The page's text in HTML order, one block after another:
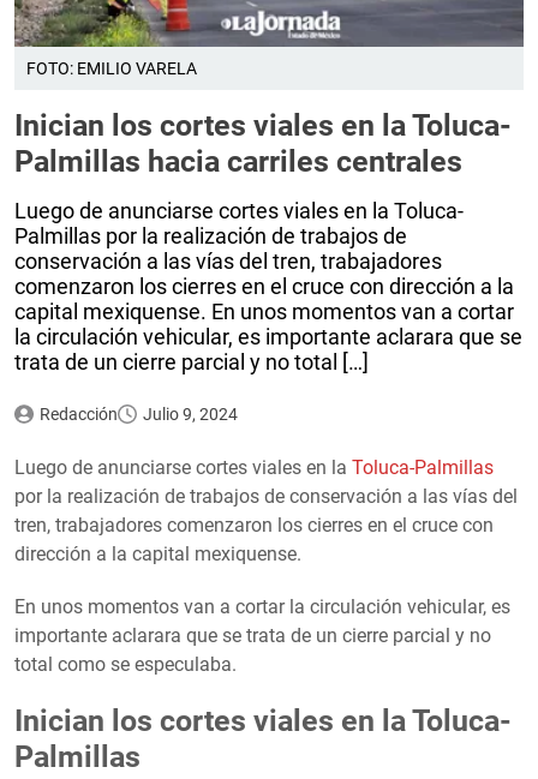
FOTO: EMILIO VARELA
Inician los cortes viales en la Toluca-
Palmillas hacia carriles centrales
Luego de anunciarse cortes viales en la Toluca-
Palmillas por la realización de trabajos de
conservación a las vías del tren, trabajadores
comenzaron los cierres en el cruce con dirección a la
capital mexiquense. En unos momentos van a cortar
la circulación vehicular, es importante aclarara que se
trata de un cierre parcial y no total […]
Redacción Julio 9, 2024
Luego de anunciarse cortes viales en la Toluca-Palmillas
por la realización de trabajos de conservación a las vías del
tren, trabajadores comenzaron los cierres en el cruce con
dirección a la capital mexiquense.
En unos momentos van a cortar la circulación vehicular, es
importante aclarara que se trata de un cierre parcial y no
total como se especulaba.
Inician los cortes viales en la Toluca-
Palmillas